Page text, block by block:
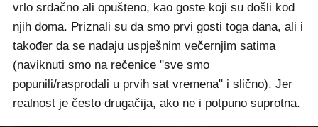
vrlo srdačno ali opušteno, kao goste koji su došli kod
njih doma. Priznali su da smo prvi gosti toga dana, ali i
također da se nadaju uspješnim večernjim satima
(naviknuti smo na rečenice "sve smo
popunili/rasprodali u prvih sat vremena" i slično). Jer
realnost je često drugačija, ako ne i potpuno suprotna.